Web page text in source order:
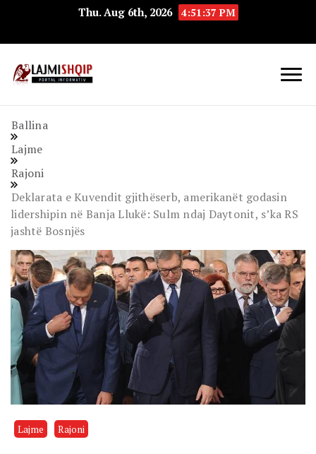
Thu. Aug 6th, 2026 4:51:38 PM
Ballina
Lajme
Rajoni
Deklarata e Kuvendit gjithëserb, amerikanët godasin
lidershipin në Banja Llukë: Sulm ndaj Daytonit, s’ka RS
jashtë Bosnjës
Lajme Rajoni